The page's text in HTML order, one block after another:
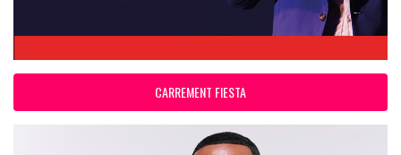
CARREMENT FIESTA